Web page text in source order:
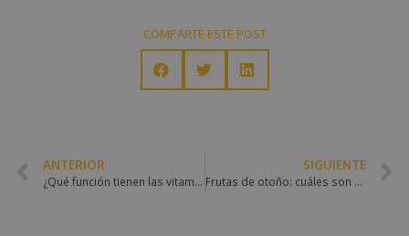
COMPARTE ESTE POST
ANTERIOR
¿Qué función tienen las vitaminas liposolubles?
SIGUIENTE
Frutas de otoño: cuáles son y qué beneficios nos aportan